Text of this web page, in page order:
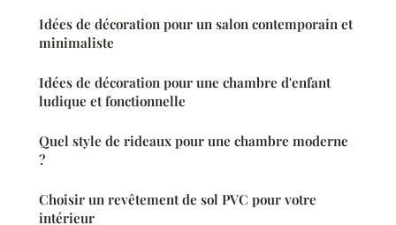
Idées de décoration pour un salon contemporain et
minimaliste
Idées de décoration pour une chambre d'enfant
ludique et fonctionnelle
Quel style de rideaux pour une chambre moderne
?
Choisir un revêtement de sol PVC pour votre
intérieur